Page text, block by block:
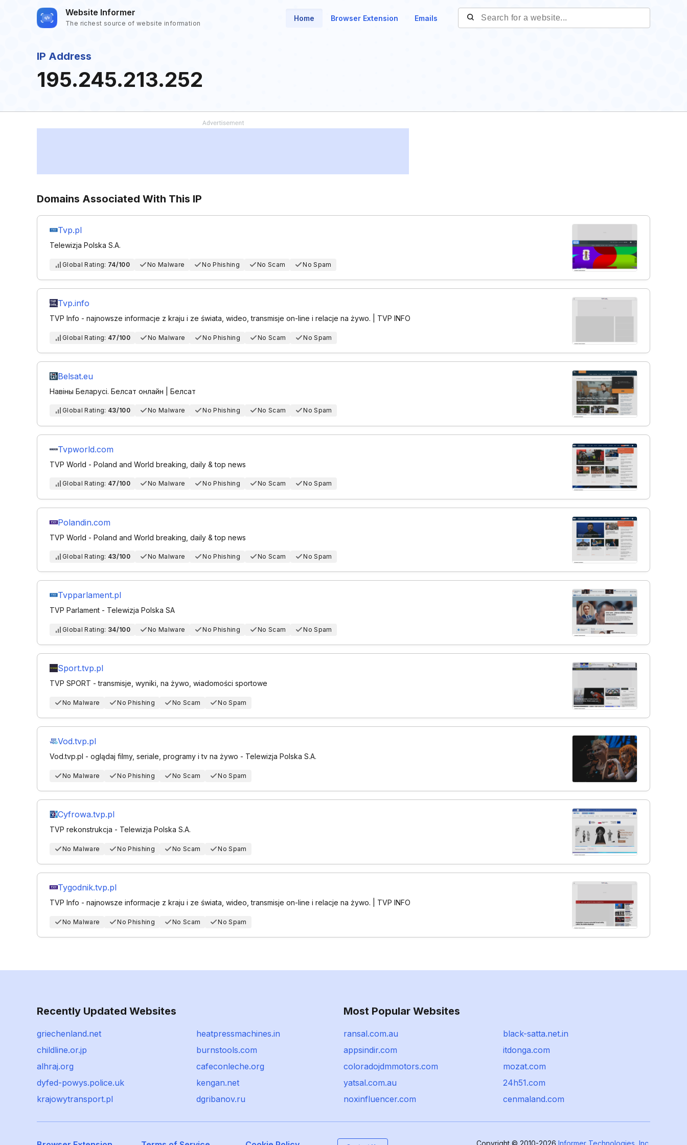
Website Informer
The richest source of website information
Home Browser Extension Emails
IP Address
195.245.213.252
Domains Associated With This IP
Tvp.pl
Telewizja Polska S.A.
Global Rating: 74/100 No Malware No Phishing No Scam No Spam
Tvp.info
TVP Info - najnowsze informacje z kraju i ze świata, wideo, transmisje on-line i relacje na żywo. | TVP INFO
Global Rating: 47/100 No Malware No Phishing No Scam No Spam
Belsat.eu
Навіны Беларусі. Белсат онлайн | Белсат
Global Rating: 43/100 No Malware No Phishing No Scam No Spam
Tvpworld.com
TVP World - Poland and World breaking, daily & top news
Global Rating: 47/100 No Malware No Phishing No Scam No Spam
Polandin.com
TVP World - Poland and World breaking, daily & top news
Global Rating: 43/100 No Malware No Phishing No Scam No Spam
Tvpparlament.pl
TVP Parlament - Telewizja Polska SA
Global Rating: 34/100 No Malware No Phishing No Scam No Spam
Sport.tvp.pl
TVP SPORT - transmisje, wyniki, na żywo, wiadomości sportowe
No Malware No Phishing No Scam No Spam
Vod.tvp.pl
Vod.tvp.pl - oglądaj filmy, seriale, programy i tv na żywo - Telewizja Polska S.A.
No Malware No Phishing No Scam No Spam
Cyfrowa.tvp.pl
TVP rekonstrukcja - Telewizja Polska S.A.
No Malware No Phishing No Scam No Spam
Tygodnik.tvp.pl
TVP Info - najnowsze informacje z kraju i ze świata, wideo, transmisje on-line i relacje na żywo. | TVP INFO
No Malware No Phishing No Scam No Spam
Recently Updated Websites
griechenland.net
heatpressmachines.in
childline.or.jp
burnstools.com
alhraj.org
cafeconleche.org
dyfed-powys.police.uk
kengan.net
krajowytransport.pl
dgribanov.ru
Most Popular Websites
ransal.com.au
black-satta.net.in
appsindir.com
itdonga.com
coloradojdmmotors.com
mozat.com
yatsal.com.au
24h51.com
noxinfluencer.com
cenmaland.com
Copyright © 2010-2026 Informer Technologies, Inc.